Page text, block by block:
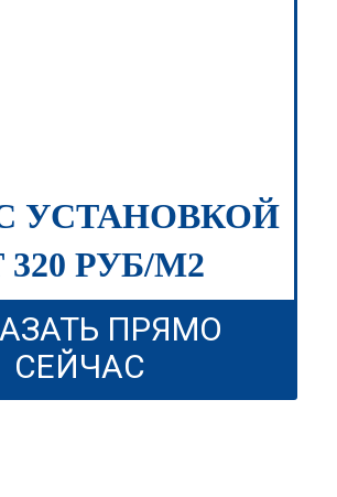
УСТАНОВКОЙ
320 РУБ/М2
ПРЯМО
СЕЙЧАС